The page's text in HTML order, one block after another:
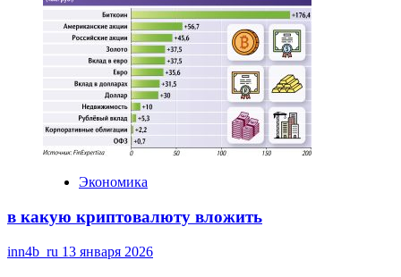
Экономика
в какую криптовалюту вложить
inn4b_ru 13 января 2026